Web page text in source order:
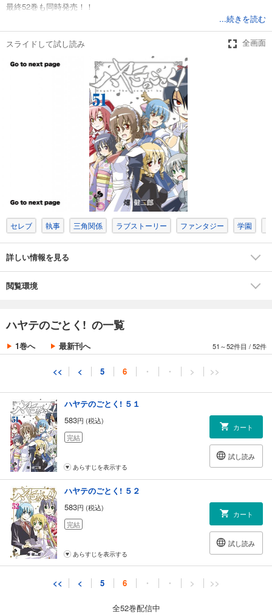
最終52巻も同時発売！！
...続きを読む
スライドして試し読み 全画面
セレブ 執事 三角関係 ラブストーリー ファンタジー 学園
詳しい情報を見る
閲覧環境
ハヤテのごとく! の一覧
1巻へ 最新刊へ 51～52件目 /52件
<< < 5 6 ・ ・ > >>
完結
試し読み
あらすじを表示する
ハヤテのごとく! ４７
円 (税込)
あらすじを表示する
ハヤテのごとく! ４８
円 (税込)
あらすじを表示する
ハヤテのごとく! ４９
583円 (税込)
完結
カート
試し読み
583円 (税込)
完結
ハヤテのごとく! ５１
583円 (税込)
完結
カート
試し読み
あらすじを表示する
ハヤテのごとく! ５２
583円 (税込)
完結
カート
試し読み
あらすじを表示する
<< < 5 6 ・ ・ > >>
全52巻配信中